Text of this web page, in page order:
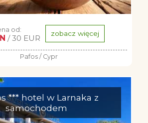
od:
/ 30 EUR zobacz więcej
Pafos / Cypr
*** hotel w Larnaka z
samochodem